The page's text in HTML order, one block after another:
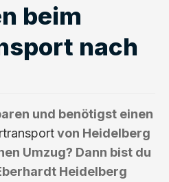
beim
nach
und benötigst einen
von Heidelberg
Umzug? Dann bist du
Heidelberg